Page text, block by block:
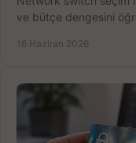
ve bütçe dengesini
16 Haziran 2026